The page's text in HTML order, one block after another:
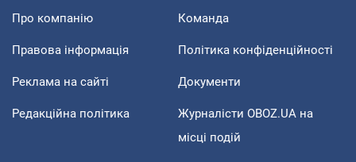
Про компанію Команда
Правова інформація Політика конфіденційності
Реклама на сайті Документи
Редакційна політика
Журналісти OBOZ.UA на
місці подій